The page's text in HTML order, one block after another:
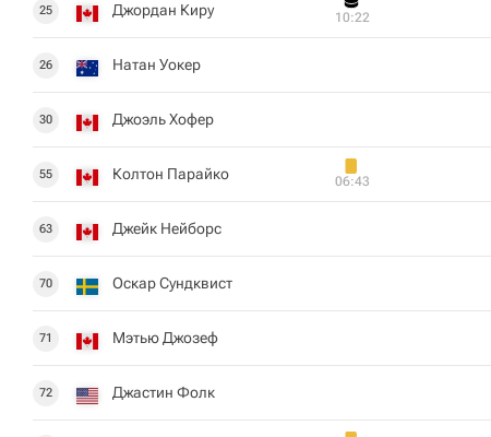
25 Джордан Киру 10:22
26 Натан Уокер
30 Джоэль Хофер
55 Колтон Парайко 06:43
63 Джейк Нейборс
70 Оскар Сундквист
71 Мэтью Джозеф
72 Джастин Фолк